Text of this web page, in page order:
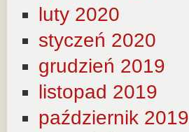
luty 2020
styczeń 2020
grudzień 2019
listopad 2019
październik 2019